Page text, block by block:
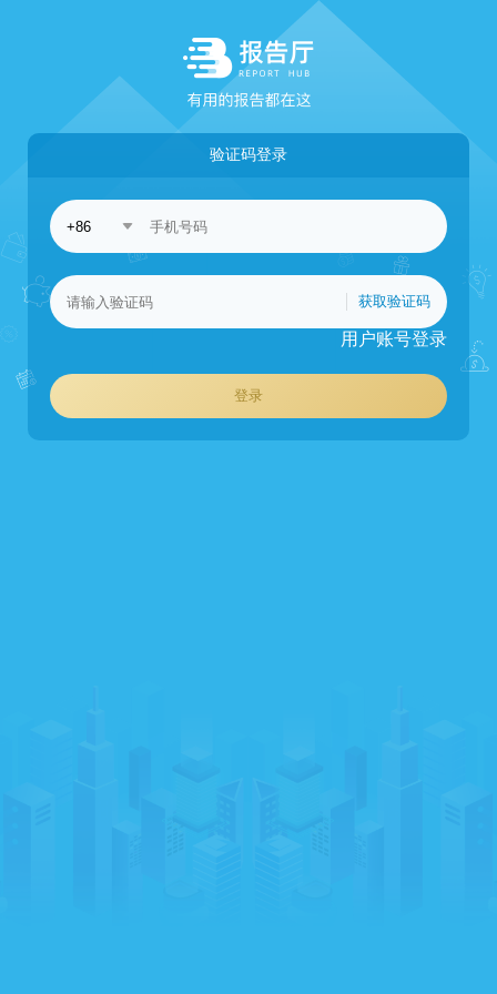
验证码登录
获取验证码
用户账号登录
登录